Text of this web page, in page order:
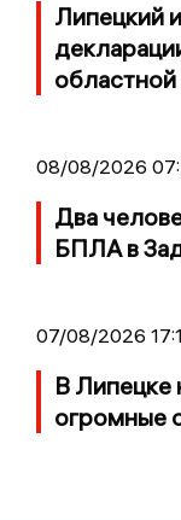
Липецкий
08/08/2026
Два
БПЛА в
07/08/2026
В Липецке
огромные